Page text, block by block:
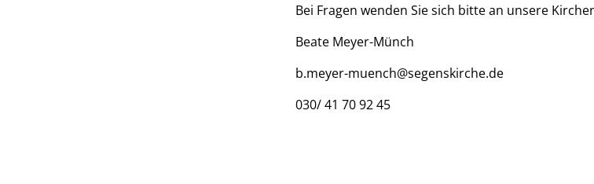
Bei Fragen wenden Sie sich bitte an unsere
Beate Meyer-Münch
b.meyer-muench@segenskirche.de
030/ 41 70 92 45